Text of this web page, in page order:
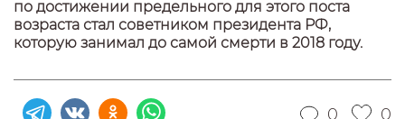
по достижении предельного для этого поста
возраста стал советником президента РФ,
которую занимал до самой смерти в 2018 году.
0 0